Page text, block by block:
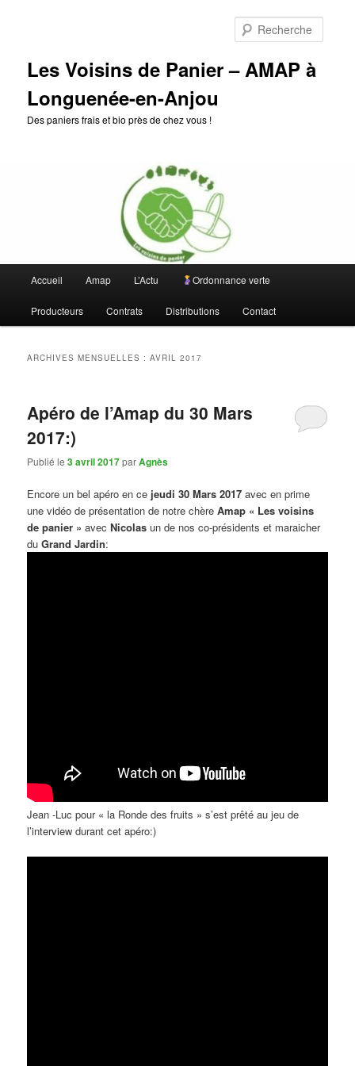
Les Voisins de Panier – AMAP à
Longuenée-en-Anjou
Des paniers frais et bio près de chez vous !
principal
Accueil Amap L’Actu Ordonnance verte
Producteurs Contrats Distributions Contact
ARCHIVES MENSUELLES :AVRIL 2017
Apéro de l’Amap du 30 Mars
2017:)
Publié le3 avril 2017parAgnès
Encore un bel apéro en ce jeudi 30 Mars 2017 avec en prime
une vidéo de présentation de notre chère Amap « Les voisins
de panier » avec Nicolas un de nos co-présidents et maraicher
du Grand Jardin:
Jean -Luc pour « la Ronde des fruits » s’est prêté au jeu de
l’interview durant cet apéro:)